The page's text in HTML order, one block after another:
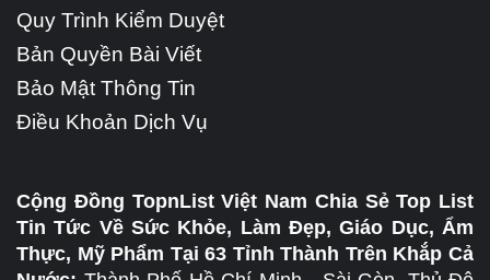
Quy Trình Kiểm Duyệt
Bản Quyền Bài Viết
Bảo Mật Thông Tin
Điều Khoản Dịch Vụ
Cộng Đồng TopnList Việt Nam Chia Sẻ Top List
Tin Tức Về Sức Khỏe, Làm Đẹp, Giáo Dục, Ẩm
Thực, Mỹ Phẩm Tại 63 Tỉnh Thành Trên Khắp Cả